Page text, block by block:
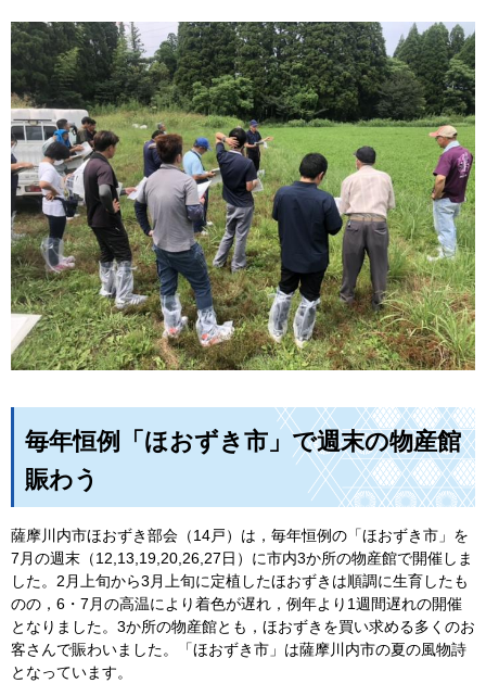
毎年恒例「ほおずき市」で週末の物産館
賑わう
薩摩川内市ほおずき部会（14戸）は，毎年恒例の「ほおずき市」を
7月の週末（12,13,19,20,26,27日）に市内3か所の物産館で開催しま
した。2月上旬から3月上旬に定植したほおずきは順調に生育したも
のの，6・7月の高温により着色が遅れ，例年より1週間遅れの開催
となりました。3か所の物産館とも，ほおずきを買い求める多くのお
客さんで賑わいました。「ほおずき市」は薩摩川内市の夏の風物詩
となっています。